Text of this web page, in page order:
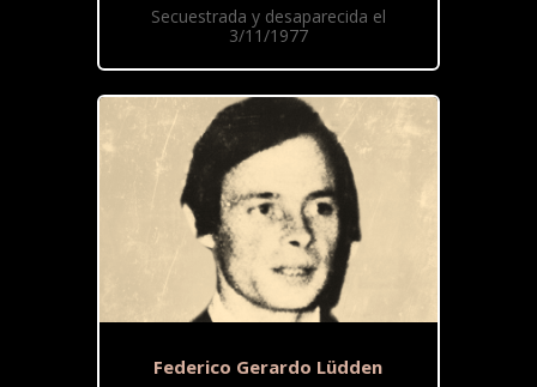
Secuestrada y desaparecida el
3/11/1977
Federico Gerardo Lüdden